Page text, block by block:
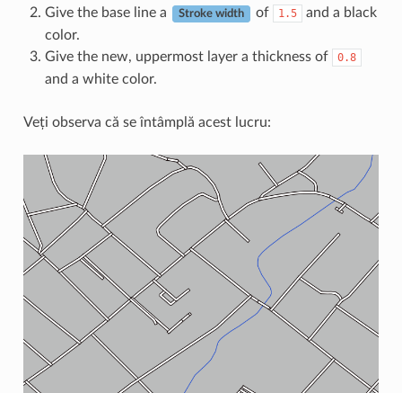
Give the base line a
Stroke width of 1.5
and a black
color.
Give the new, uppermost layer a thickness of
0.8
and a white color.
Veți observa că se întâmplă acest lucru: